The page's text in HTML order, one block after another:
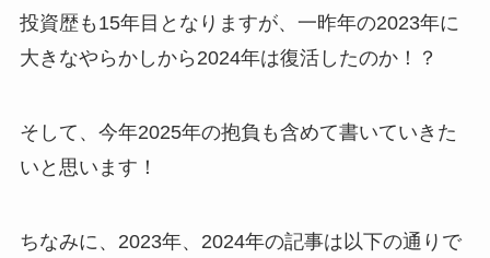
投資歴も15年目となりますが、一昨年の2023年に
大きなやらかしから2024年は復活したのか！？
そして、今年2025年の抱負も含めて書いていきた
いと思います！
ちなみに、2023年、2024年の記事は以下の通りで